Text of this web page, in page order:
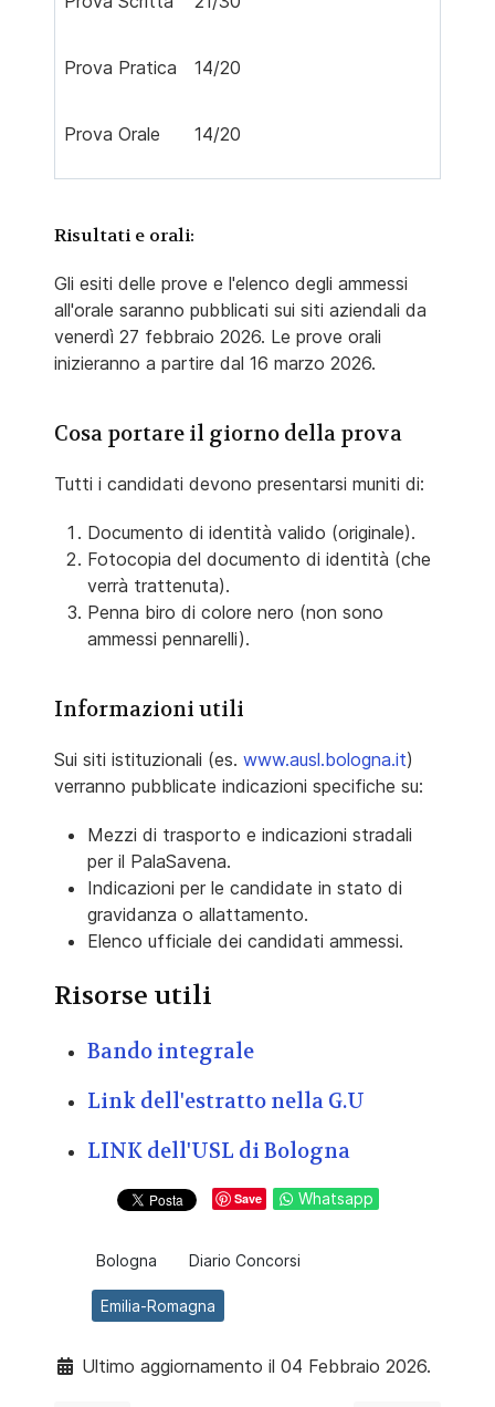
Prova Pratica 14/20
Prova Orale 14/20
Risultati e orali:
Gli esiti delle prove e l'elenco degli ammessi
all'orale saranno pubblicati sui siti aziendali da
venerdì 27 febbraio 2026. Le prove orali
inizieranno a partire dal 16 marzo 2026.
Cosa portare il giorno della prova
Tutti i candidati devono presentarsi muniti di:
Documento di identità valido (originale).
Fotocopia del documento di identità (che
verrà trattenuta).
Penna biro di colore nero (non sono
ammessi pennarelli).
Informazioni utili
Sui siti istituzionali (es. www.ausl.bologna.it)
verranno pubblicate indicazioni specifiche su:
Mezzi di trasporto e indicazioni stradali
per il PalaSavena.
Indicazioni per le candidate in stato di
gravidanza o allattamento.
Elenco ufficiale dei candidati ammessi.
Risorse utili
Bando integrale
Link dell'estratto nella G.U
LINK dell'USL di Bologna
Save Whatsapp
Bologna Diario Concorsi
Emilia-Romagna
Ultimo aggiornamento il 04 Febbraio 2026.